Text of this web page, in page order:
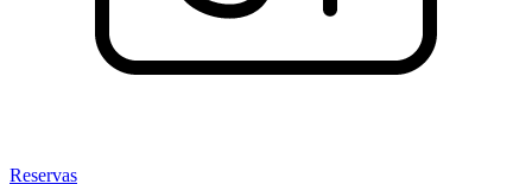
Reservas